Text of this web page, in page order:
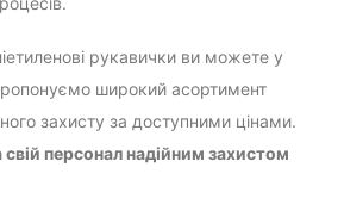
рукавички ви можете у
широкий асортимент
захисту за доступними цінами.
свій персонал надійним захистом